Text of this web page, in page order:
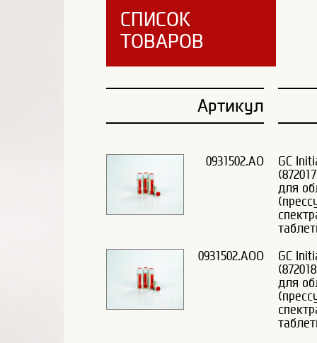
СПИСОК
ТОВАРОВ
Артикул
0931502.AO
GC
для
0931502.AOO
GC
для